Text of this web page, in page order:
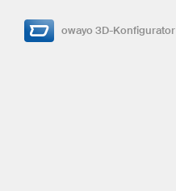
owayo 3D-Konfigurator